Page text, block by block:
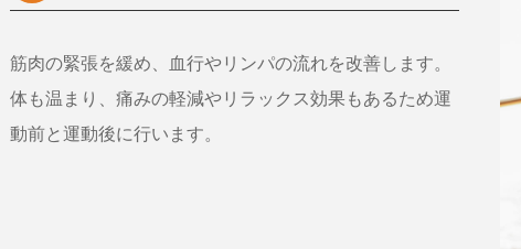
筋肉の緊張を緩め、血行やリンパの流れを改善します。
体も温まり、痛みの軽減やリラックス効果もあるため運
動前と運動後に行います。